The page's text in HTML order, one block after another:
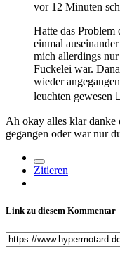
vor 12 Minuten
Hatte das Problem
einmal
mich allerdings
Fuckelei war.
wieder
leuchten gewesen
Ah okay alles klar danke
gegangen oder war nur
Zitieren
Link zu diesem Kommentar